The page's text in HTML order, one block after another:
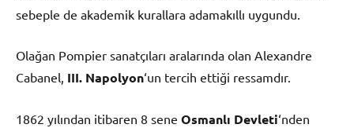
sebeple de akademik kurallara adamakıllı uygundu.
Olağan Pompier sanatçıları aralarında olan Alexandre
Cabanel, III. Napolyon‘un tercih ettiği ressamdır.
1862 yılından itibaren 8 sene Osmanlı Devleti‘nden